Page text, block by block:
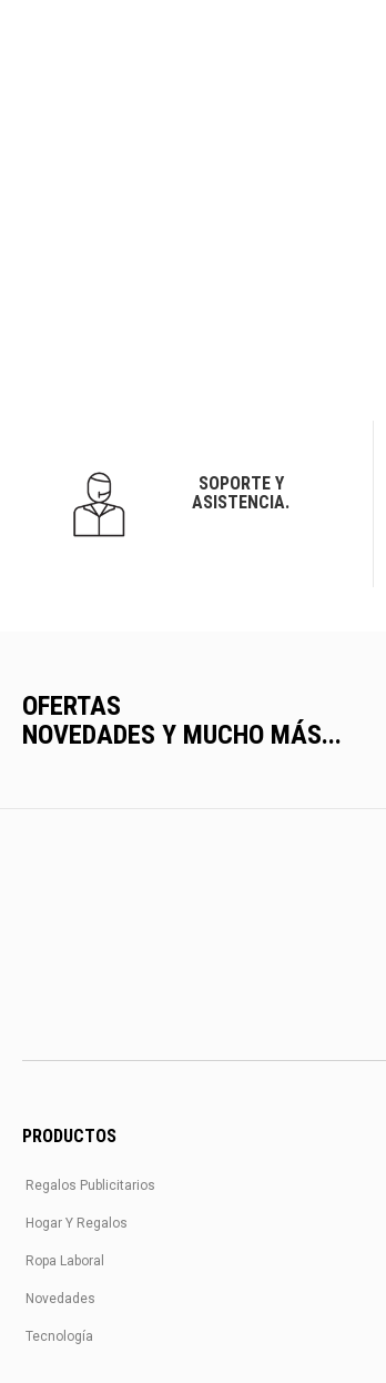
SOPORTE Y
ASISTENCIA.
OFERTAS
NOVEDADES Y MUCHO MÁS...
PRODUCTOS
Regalos Publicitarios
Hogar Y Regalos
Ropa Laboral
Novedades
Tecnología